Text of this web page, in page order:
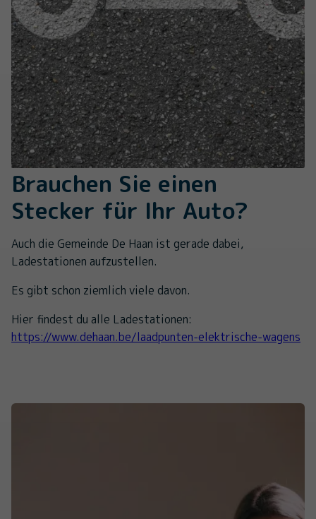
Brauchen Sie einen
Stecker für Ihr Auto?
Auch die Gemeinde De Haan ist gerade dabei,
Ladestationen aufzustellen.
Es gibt schon ziemlich viele davon.
Hier findest du alle Ladestationen:
https://www.dehaan.be/laadpunten-elektrische-wagens